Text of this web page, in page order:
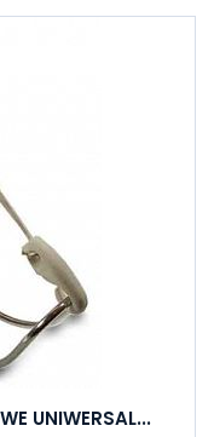
UNIWERSAL...